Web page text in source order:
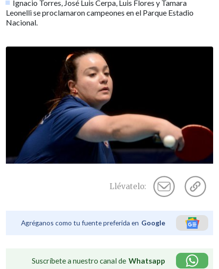
Ignacio Torres, José Luis Cerpa, Luis Flores y Tamara
Leonelli se proclamaron campeones en el Parque Estadio
Nacional.
Llévatelo:
Agréganos como tu fuente preferida en Google
Suscríbete a nuestro canal de Whatsapp